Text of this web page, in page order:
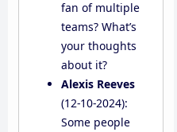
fan of multiple
teams? What’s
your thoughts
about it?
Alexis Reeves
(12-10-2024):
Some people